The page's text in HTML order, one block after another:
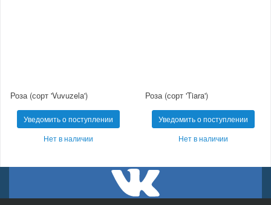
Роза (сорт 'Vuvuzela')
Уведомить о поступлении
Нет в наличии
Роза (сорт 'Tiara')
Уведомить о поступлении
Нет в наличии